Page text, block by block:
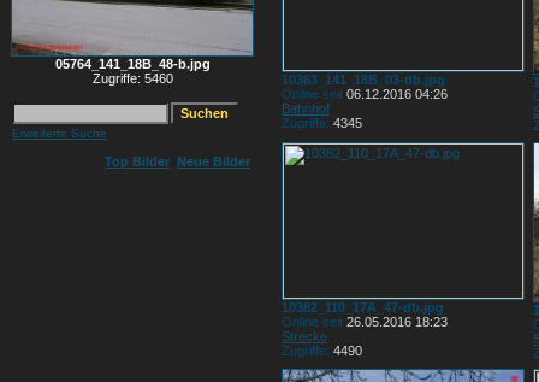
05764_141_18B_48-b.jpg
Zugriffe: 5460
Erweiterte Suche
Top Bilder Neue Bilder
10363_141_18B_03-db.jpg
Online seit 06.12.2016 04:26
Bahnhof
Zugriffe: 4345
10382_110_17A_47-db.jpg
Online seit 26.05.2016 18:23
Strecke
Zugriffe: 4490